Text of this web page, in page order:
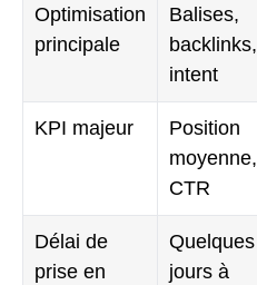
Optimisation
principale
Balises,
backlinks,
intent
KPI majeur
Position
moyenne,
CTR
Délai de
prise en
Quelques
jours à